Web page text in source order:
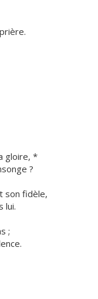
gloire, *
?
son fidèle,
lui.
;